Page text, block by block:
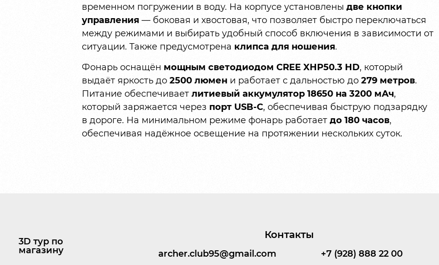
временном погружении в воду. На корпусе установлены две кнопки
управления — боковая и хвостовая, что позволяет быстро переключаться
между режимами и выбирать удобный способ включения в зависимости от
ситуации. Также предусмотрена клипса для ношения.
Фонарь оснащён мощным светодиодом CREE XHP50.3 HD, который
выдаёт яркость до 2500 люмени работает с дальностью до 279 метров.
Питание обеспечивает литиевый аккумулятор 18650 на 3200 мАч,
который заряжается через порт USB‑C, обеспечивая быструю подзарядку
в дороге. На минимальном режиме фонарь работает до 180 часов,
обеспечивая надёжное освещение на протяжении нескольких суток.
3D тур по
магазину
Контакты
archer.club95@gmail.com +7 (928) 888 22 00